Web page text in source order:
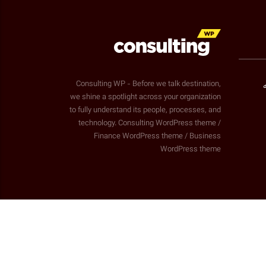
Consulting WP - Before we talk destination,
we shine a spotlight across your organization
to fully understand its people, processes, and
technology. Consulting WordPress theme /
Finance WordPress theme / Business
WordPress theme